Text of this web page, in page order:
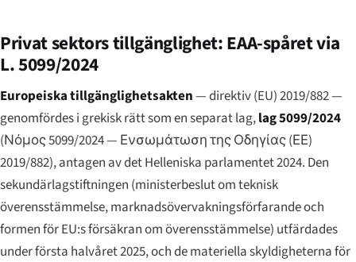
Privat sektors tillgänglighet: EAA-spåret via
L. 5099/2024
Europeiska tillgänglighetsakten— direktiv (EU) 2019/882 —
genomfördes i grekisk rätt som en separat lag,lag 5099/2024
(Νόμος 5099/2024 — Ενσωμάτωση της Οδηγίας (ΕΕ)
2019/882), antagen av det Helleniska parlamentet 2024. Den
sekundärlagstiftningen (ministerbeslut om teknisk
överensstämmelse, marknadsövervakningsförfarande och
formen för EU:s försäkran om överensstämmelse) utfärdades
under första halvåret 2025, och de materiella skyldigheterna för